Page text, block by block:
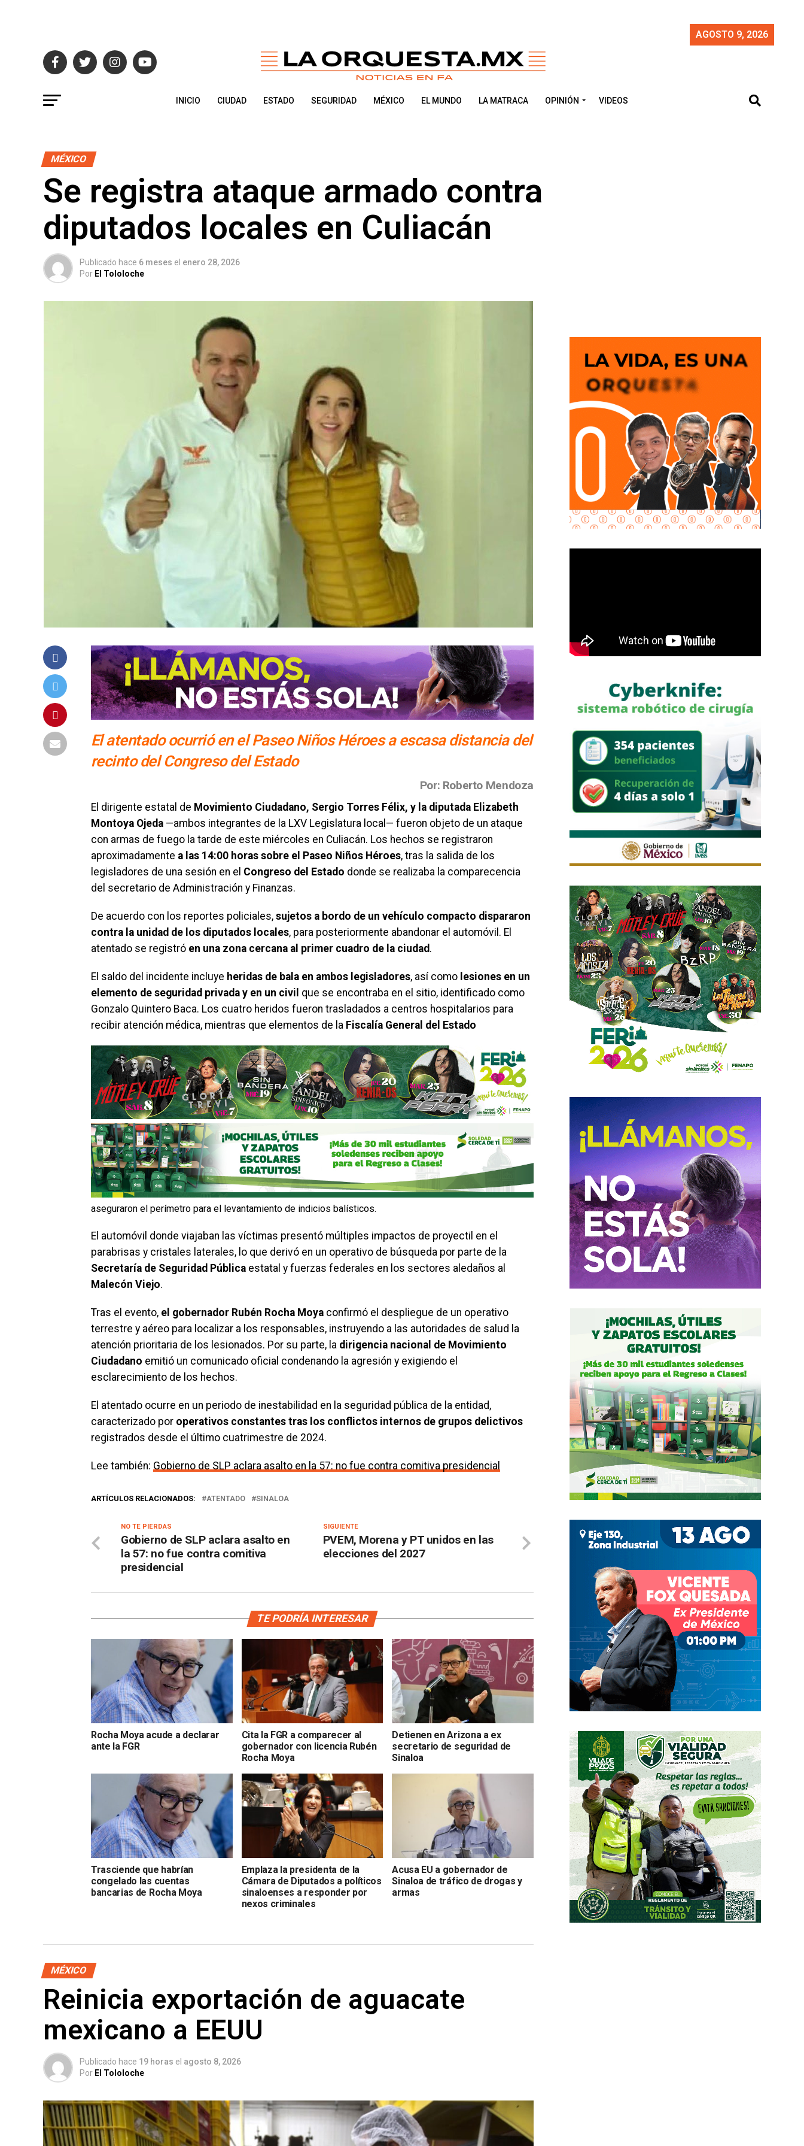
AGOSTO 9, 2026
INICIO CIUDAD ESTADO SEGURIDAD MÉXICO EL MUNDO LA MATRACA OPINIÓN VIDEOS
MÉXICO
Se registra ataque armado contra
diputados locales en Culiacán
Publicado hace 6 meses el enero 28, 2026
Por El Tololoche
El atentado ocurrió en el Paseo Niños Héroes a escasa distancia del
recinto del Congreso del Estado
​Por: Roberto Mendoza
El dirigente estatal de Movimiento Ciudadano, Sergio Torres Félix, y la diputada Elizabeth
Montoya Ojeda —ambos integrantes de la LXV Legislatura local— fueron objeto de un ataque
con armas de fuego la tarde de este miércoles en Culiacán. Los hechos se registraron
aproximadamente a las 14:00 horas sobre el Paseo Niños Héroes, tras la salida de los
legisladores de una sesión en el Congreso del Estado donde se realizaba la comparecencia
del secretario de Administración y Finanzas.
De acuerdo con los reportes policiales, sujetos a bordo de un vehículo compacto dispararon
contra la unidad de los diputados locales, para posteriormente abandonar el automóvil. El
atentado se registró en una zona cercana al primer cuadro de la ciudad .
​El saldo del incidente incluye heridas de bala en ambos legisladores, así como lesiones en un
elemento de seguridad privada y en un civil que se encontraba en el sitio, identificado como
Gonzalo Quintero Baca. Los cuatro heridos fueron trasladados a centros hospitalarios para
recibir atención médica, mientras que elementos de la Fiscalía General del Estado
aseguraron el perímetro para el levantamiento de indicios balísticos.
El automóvil donde viajaban las víctimas presentó múltiples impactos de proyectil en el
parabrisas y cristales laterales, lo que derivó en un operativo de búsqueda por parte de la
Secretaría de Seguridad Pública estatal y fuerzas federales en los sectores aledaños al
Malecón Viejo.
​Tras el evento, el gobernador Rubén Rocha Moya confirmó el despliegue de un operativo
terrestre y aéreo para localizar a los responsables, instruyendo a las autoridades de salud la
atención prioritaria de los lesionados. Por su parte, la dirigencia nacional de Movimiento
Ciudadano emitió un comunicado oficial condenando la agresión y exigiendo el
esclarecimiento de los hechos.
El atentado ocurre en un periodo de inestabilidad en la seguridad pública de la entidad,
caracterizado por operativos constantes tras los conflictos internos de grupos delictivos
registrados desde el último cuatrimestre de 2024.
Lee también: Gobierno de SLP aclara asalto en la 57: no fue contra comitiva presidencial
ARTÍCULOS RELACIONADOS: ATENTADO SINALOA
SIGUIENTE
PVEM, Morena y PT unidos en las
elecciones del 2027
NO TE PIERDAS
Gobierno de SLP aclara asalto en
la 57: no fue contra comitiva
presidencial
TE PODRÍA INTERESAR
Rocha Moya acude a declarar
ante la FGR
Cita la FGR a comparecer al
gobernador con licencia Rubén
Rocha Moya
Detienen en Arizona a ex
secretario de seguridad de
Sinaloa
Trasciende que habrían
congelado las cuentas
bancarias de Rocha Moya
Emplaza la presidenta de la
Cámara de Diputados a políticos
sinaloenses a responder por
nexos criminales
Acusa EU a gobernador de
Sinaloa de tráfico de drogas y
armas
MÉXICO
Reinicia exportación de aguacate
mexicano a EEUU
Publicado hace 19 horas el agosto 8, 2026
Por El Tololoche